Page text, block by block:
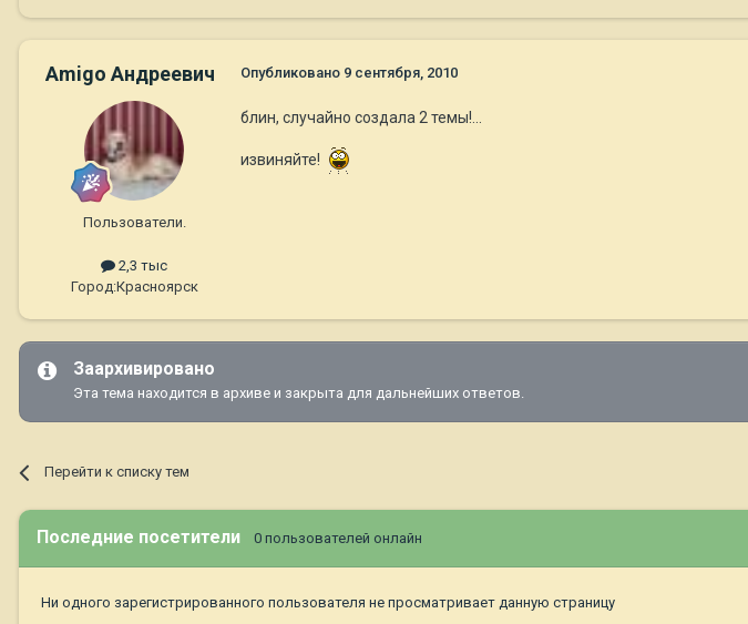
Amigo Андреевич
Пользователи.
2,3 тыс
Город:Красноярск
Опубликовано 9 сентября, 2010
блин, случайно создала 2 темы!...
извиняйте!
Заархивировано
Эта тема находится в архиве и закрыта для дальнейших ответов.
Перейти к списку тем
Последние посетители 0 пользователей онлайн
Ни одного зарегистрированного пользователя не просматривает данную страницу